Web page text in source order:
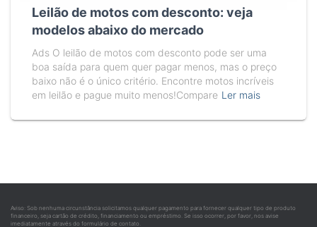
Leilão de motos com desconto: veja
modelos abaixo do mercado
Ads O leilão de motos com desconto pode ser uma
boa saída para quem quer pagar menos, mas o preço
baixo não é o único critério. Encontre motos incríveis
em leilão e pague muito menos!Compare Ler mais
Aviso: Sob nenhuma circunstância solicitamos qualquer pagamento para fornecer qualquer tipo de produto
financeiro, seja cartão de crédito, financiamento ou empréstimo. Se isso ocorrer, por favor, nos avise
imediatamente através do formulário de contato.